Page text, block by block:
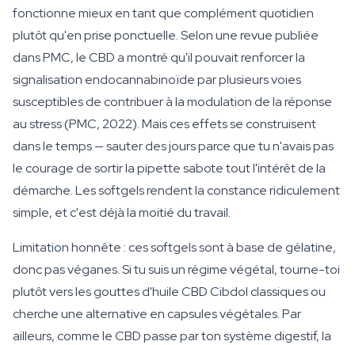
fonctionne mieux en tant que complément quotidien
plutôt qu'en prise ponctuelle. Selon une revue publiée
dans PMC, le CBD a montré qu'il pouvait renforcer la
signalisation endocannabinoïde par plusieurs voies
susceptibles de contribuer à la modulation de la réponse
au stress (PMC, 2022). Mais ces effets se construisent
dans le temps — sauter des jours parce que tu n'avais pas
le courage de sortir la pipette sabote tout l'intérêt de la
démarche. Les softgels rendent la constance ridiculement
simple, et c'est déjà la moitié du travail.
Limitation honnête : ces softgels sont à base de gélatine,
donc pas véganes. Si tu suis un régime végétal, tourne-toi
plutôt vers les gouttes d'huile CBD Cibdol classiques ou
cherche une alternative en capsules végétales. Par
ailleurs, comme le CBD passe par ton système digestif, la